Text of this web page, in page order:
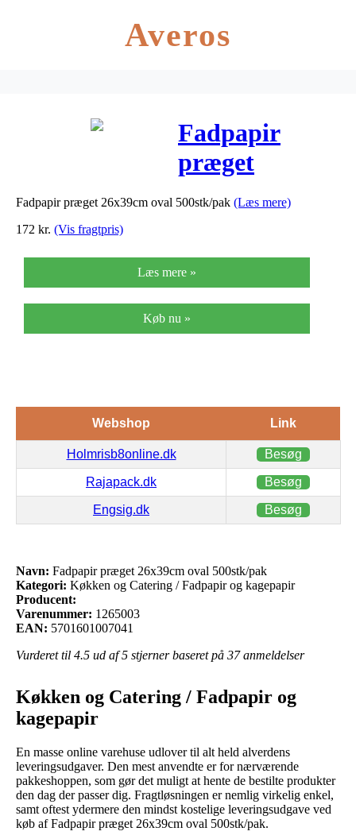
Averos
Fadpapir
præget
26x39cm oval
Fadpapir præget 26x39cm oval 500stk/pak (Læs mere)
172 kr. (Vis fragtpris)
Læs mere »
Køb nu »
Webshop Link
Holmrisb8online.dk Besøg
Rajapack.dk Besøg
Engsig.dk Besøg
Navn: Fadpapir præget 26x39cm oval 500stk/pak
Kategori: Køkken og Catering / Fadpapir og kagepapir
Producent:
Varenummer: 1265003
EAN: 5701601007041
Vurderet til 4.5 ud af 5 stjerner baseret på 37anmeldelser
Køkken og Catering / Fadpapir og
kagepapir
En masse online varehuse udlover til alt held alverdens
leveringsudgaver. Den mest anvendte er for nærværende
pakkeshoppen, som gør det muligt at hente de bestilte produkter
den dag der passer dig. Fragtløsningen er nemlig virkelig enkel,
samt oftest ydermere den mindst kostelige leveringsudgave ved
køb af Fadpapir præget 26x39cm oval 500stk/pak.